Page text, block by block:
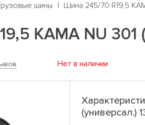
шины Шина 245/70 R19,5
KAMA NU 301
Нет в наличии
(универсал.)